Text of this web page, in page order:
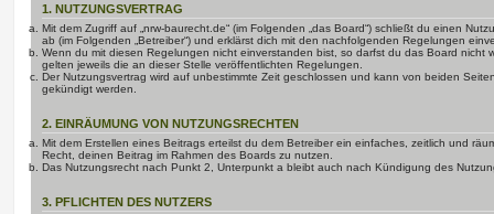
1. NUTZUNGSVERTRAG
Mit dem Zugriff auf „nrw-baurecht.de“ (im Folgenden „das Board“) schließt du einen
ab (im Folgenden „Betreiber“) und erklärst dich mit den nachfolgenden Regelungen
Wenn du mit diesen Regelungen nicht einverstanden bist, so darfst du das Board nicht
gelten jeweils die an dieser Stelle veröffentlichten Regelungen.
Der Nutzungsvertrag wird auf unbestimmte Zeit geschlossen und kann von beiden
gekündigt werden.
2. EINRÄUMUNG VON NUTZUNGSRECHTEN
Mit dem Erstellen eines Beitrags erteilst du dem Betreiber ein einfaches, zeitlich und
Recht, deinen Beitrag im Rahmen des Boards zu nutzen.
Das Nutzungsrecht nach Punkt 2, Unterpunkt a bleibt auch nach Kündigung des
3. PFLICHTEN DES NUTZERS